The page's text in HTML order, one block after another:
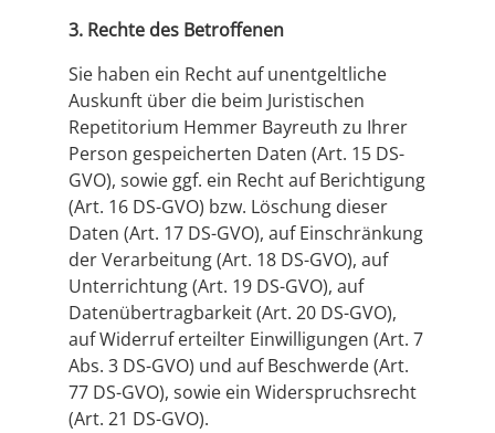
3. Rechte des Betroffenen
Sie haben ein Recht auf unentgeltliche
Auskunft über die beim Juristischen
Repetitorium Hemmer Bayreuth zu Ihrer
Person gespeicherten Daten (Art. 15 DS-
GVO), sowie ggf. ein Recht auf Berichtigung
(Art. 16 DS-GVO) bzw. Löschung dieser
Daten (Art. 17 DS-GVO), auf Einschränkung
der Verarbeitung (Art. 18 DS-GVO), auf
Unterrichtung (Art. 19 DS-GVO), auf
Datenübertragbarkeit (Art. 20 DS-GVO),
auf Widerruf erteilter Einwilligungen (Art. 7
Abs. 3 DS-GVO) und auf Beschwerde (Art.
77 DS-GVO), sowie ein Widerspruchsrecht
(Art. 21 DS-GVO).